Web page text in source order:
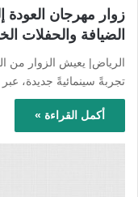
زوار مهرجان العودة
الضيافة والحفلات
الرياض| يعيش الزوار من
تجربةً سينمائيةً جديدة،
أكمل القراءة »